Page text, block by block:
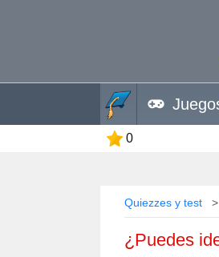
0
Quiezzes y test
¿Puedes